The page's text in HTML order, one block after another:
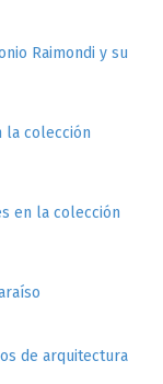
Raimondi y su
la colección
en la colección
de arquitectura